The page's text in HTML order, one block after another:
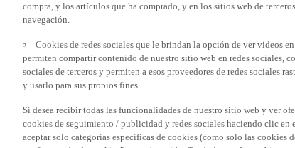
compra, y los artículos que ha comprado, y en los sitios web de
navegación.
Cookies de redes sociales que le brindan la opción de ver videos
permiten compartir contenido de nuestro sitio web en redes sociales,
sociales de terceros y permiten a esos proveedores de redes sociales
y usarlo para sus propios fines.
Si desea recibir todas las funcionalidades de nuestro sitio web y ver
cookies de seguimiento / publicidad y redes sociales haciendo clic en
aceptar solo categorías específicas de cookies (como solo las cookies